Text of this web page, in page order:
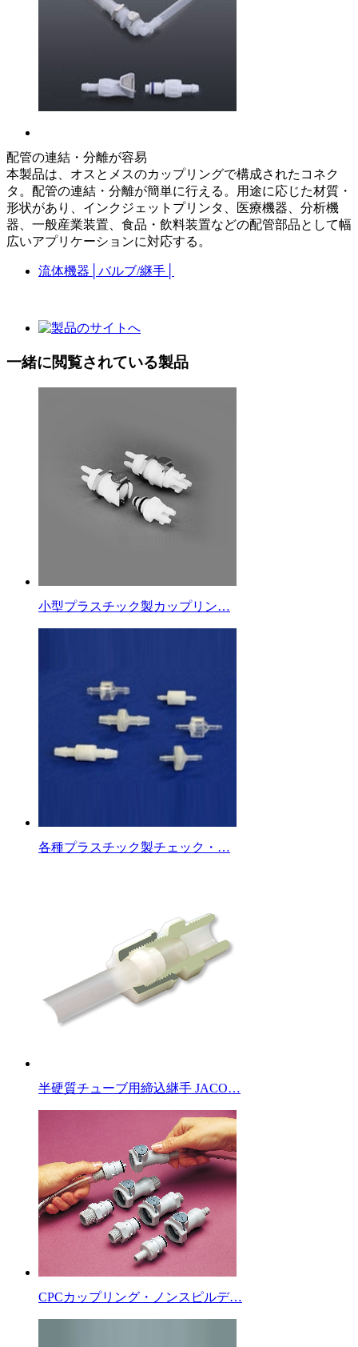
配管の連結・分離が容易
本製品は、オスとメスのカップリングで構成されたコネク
タ。配管の連結・分離が簡単に行える。用途に応じた材質・
形状があり、インクジェットプリンタ、医療機器、分析機
器、一般産業装置、食品・飲料装置などの配管部品として幅
広いアプリケーションに対応する。
流体機器 バルブ/継手
一緒に閲覧されている製品
小型プラスチック製カップリン…
各種プラスチック製チェック・…
半硬質チューブ用締込継手 JACO…
CPCカップリング・ノンスピルデ…